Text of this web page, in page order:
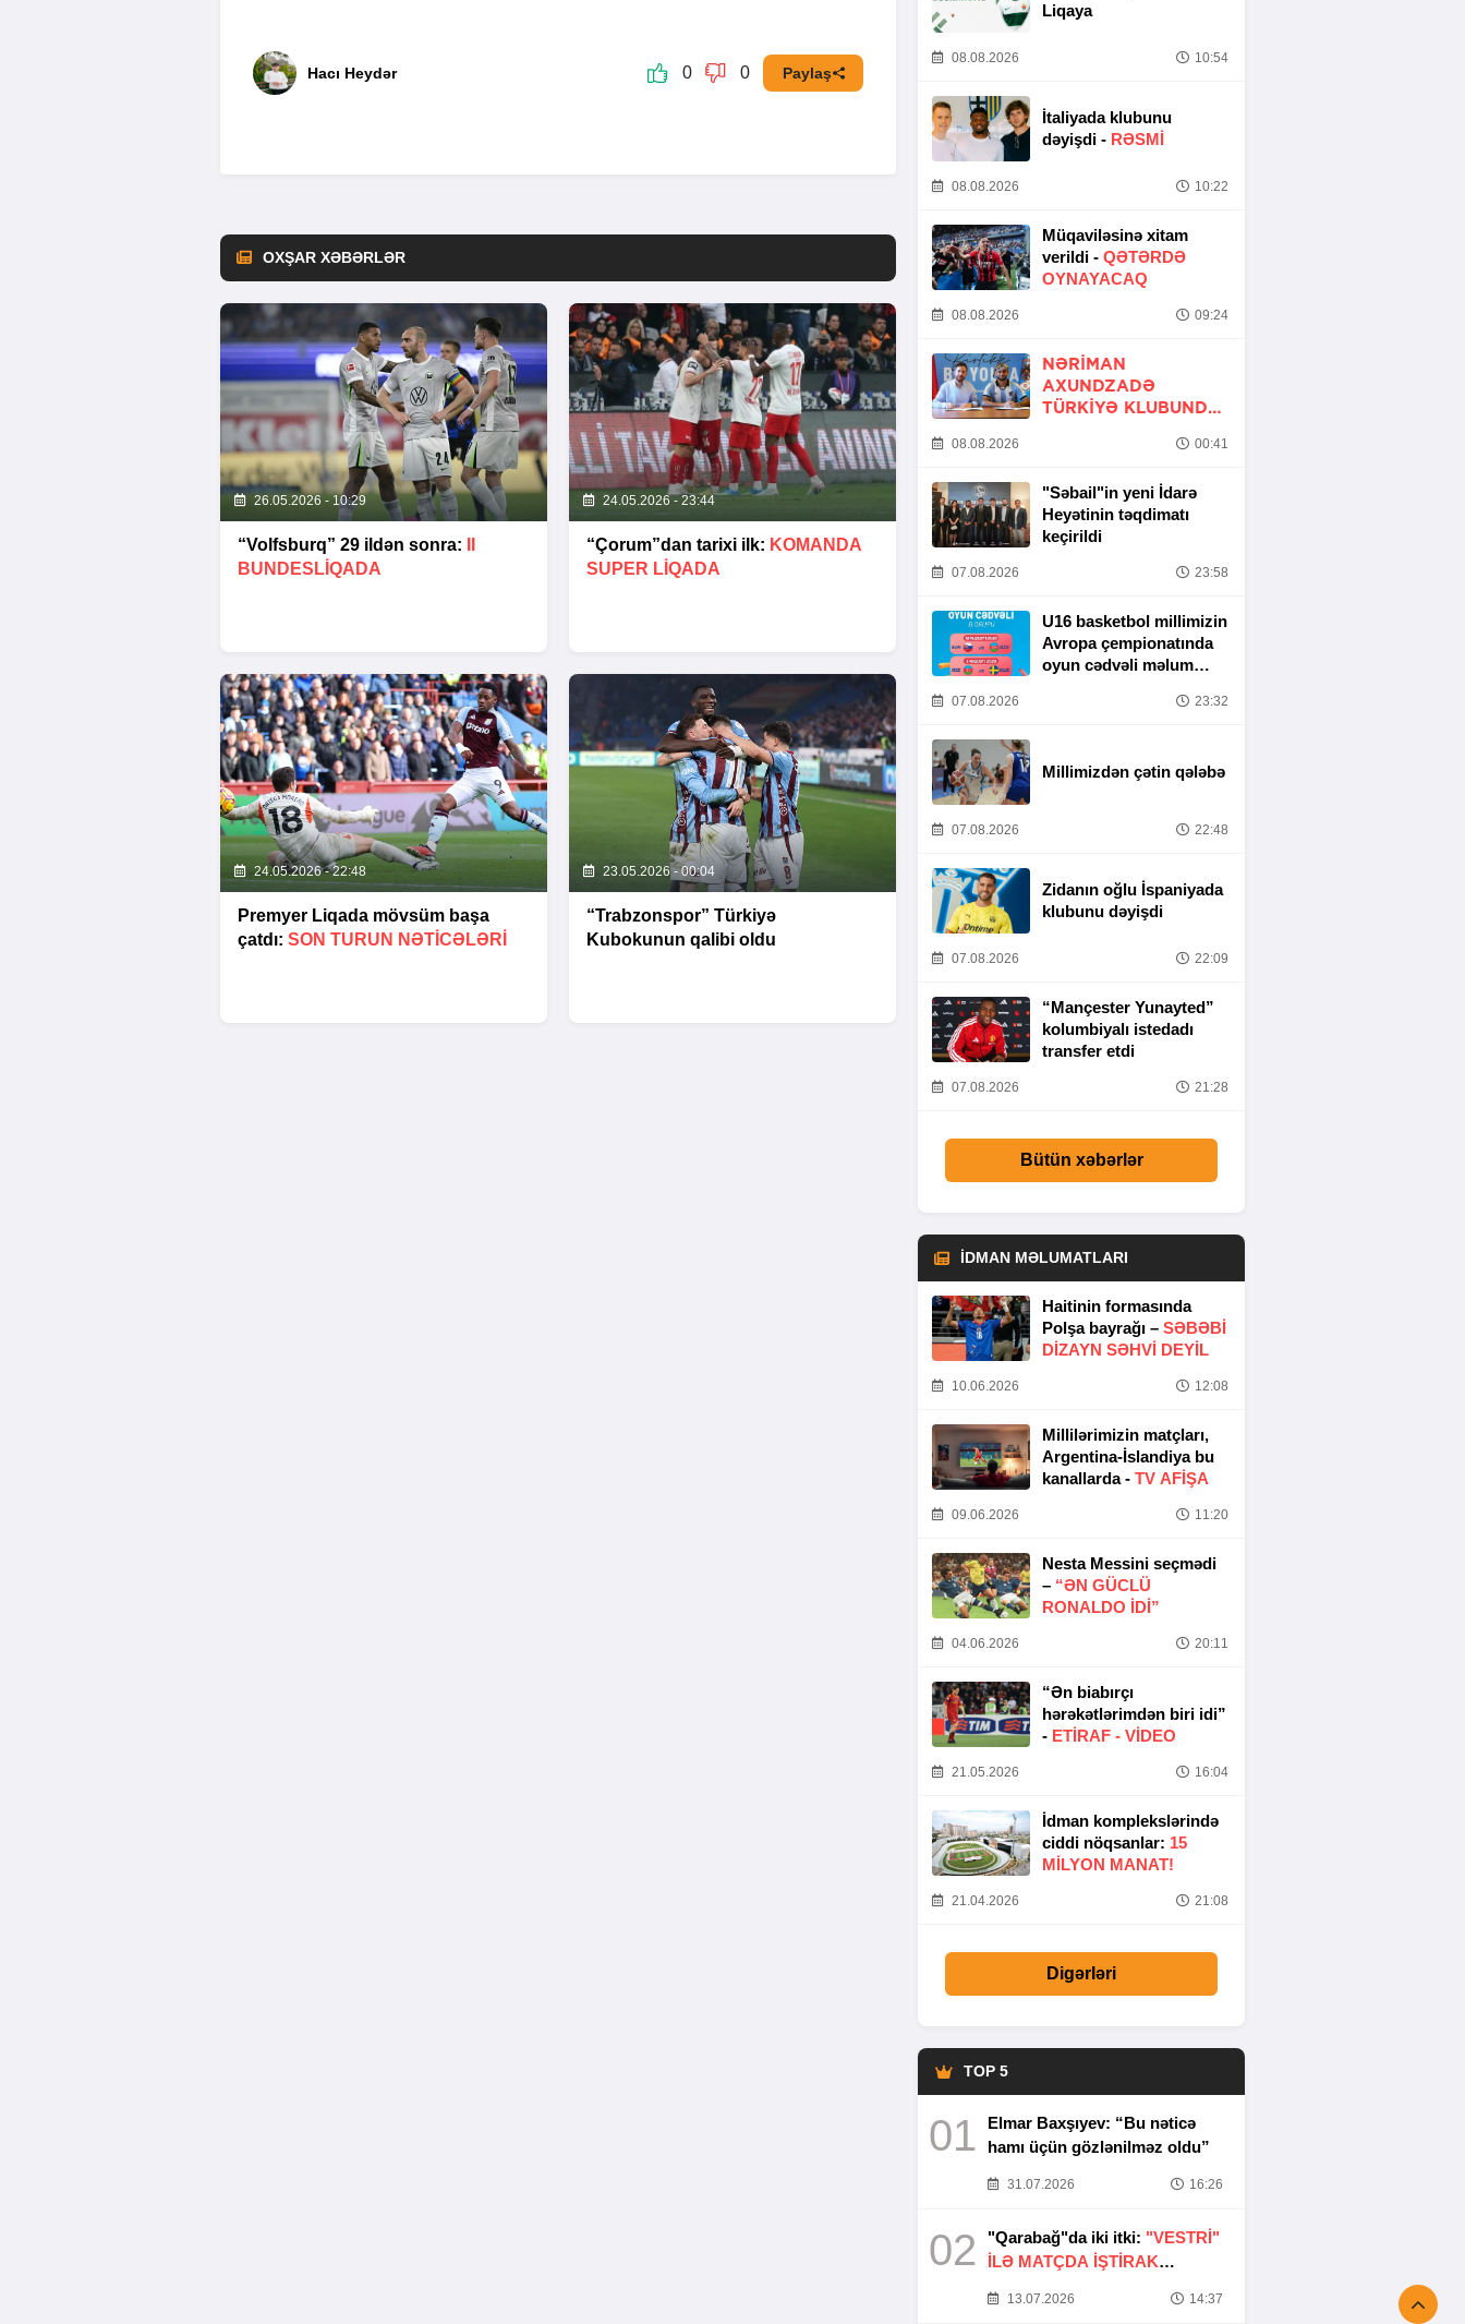
Hacı Heydər 0 0 Paylaş
OXŞAR XƏBƏRLƏR
26.05.2026 - 10:29
“Volfsburq” 29 ildən sonra:
BUNDESLİQADA
24.05.2026 - 23:44
“Çorum”dan tarixi ilk: KOMANDA
SUPER LIQADA
24.05.2026 - 22:48
Premyer Liqada mövsüm başa
çatdı: SON TURUN NƏTİCƏLƏRİ
23.05.2026 - 00:04
“Trabzonspor” Türkiyə
Kubokunun qalibi oldu
Liqaya
08.08.2026 10:54
İtaliyada klubunu
dəyişdi - RƏSMİ
08.08.2026 10:22
Müqaviləsinə xitam
verildi - QƏTƏRDƏ
OYNAYACAQ
08.08.2026 09:24
NƏRIMAN
AXUNDZADƏ
TÜRKIYƏ KLUBUNDA
08.08.2026 00:41
"Səbail"in yeni İdarə
Heyətinin təqdimatı
keçirildi
07.08.2026 23:58
U16 basketbol millimizin
Avropa çempionatında
oyun cədvəli məlum
07.08.2026 23:32
Millimizdən çətin qələbə
07.08.2026 22:48
Zidanın oğlu İspaniyada
klubunu dəyişdi
07.08.2026 22:09
“Mançester Yunayted”
kolumbiyalı istedadı
transfer etdi
07.08.2026 21:28
Bütün xəbərlər
İDMAN MƏLUMATLARI
Haitinin formasında
Polşa bayrağı – SƏBƏBI
DIZAYN SƏHVI DEYIL
10.06.2026 12:08
Millilərimizin matçları,
Argentina-İslandiya bu
kanallarda - TV AFİŞA
09.06.2026 11:20
Nesta Messini seçmədi
– “ƏN GÜCLÜ
RONALDO IDI”
04.06.2026 20:11
“Ən biabırçı
hərəkətlərimdən biri idi”
- ETIRAF - VİDEO
21.05.2026 16:04
İdman komplekslərində
ciddi nöqsanlar: 15
MILYON MANAT!
21.04.2026 21:08
Digərləri
TOP 5
01
Elmar Baxşıyev: “Bu nəticə
hamı üçün gözlənilməz oldu”
31.07.2026 16:26
02 "Qarabağ"da iki itki: "VESTRİ"
İLƏ MATÇDA İŞTİRAK
13.07.2026 14:37